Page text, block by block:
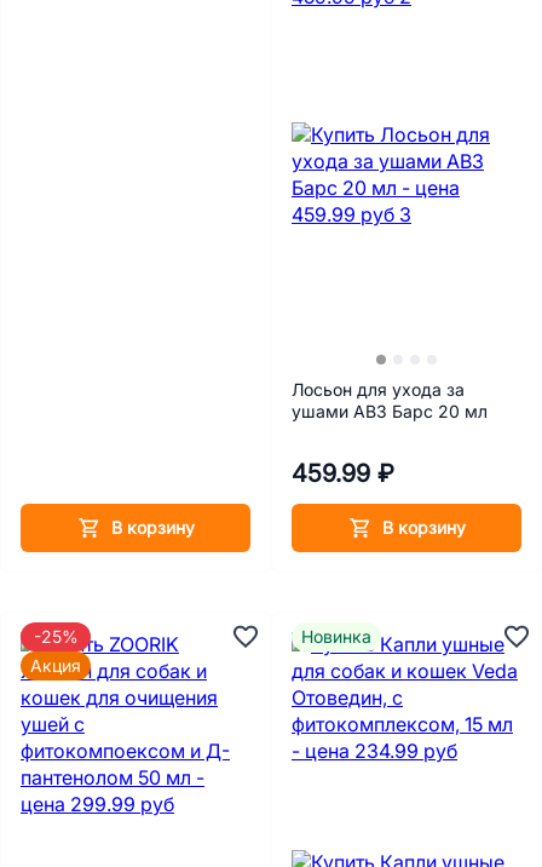
В корзину
Лосьон для ухода за
ушами АВЗ Барс 20 мл
459.99 ₽
В корзину
-25%
Акция
Новинка